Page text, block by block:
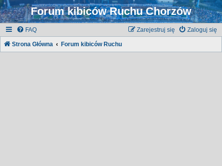
Forum kibiców Ruchu Chorzów
FAQ Zaloguj się
Zarejestruj się
Strona Główna Forum kibiców Ruchu